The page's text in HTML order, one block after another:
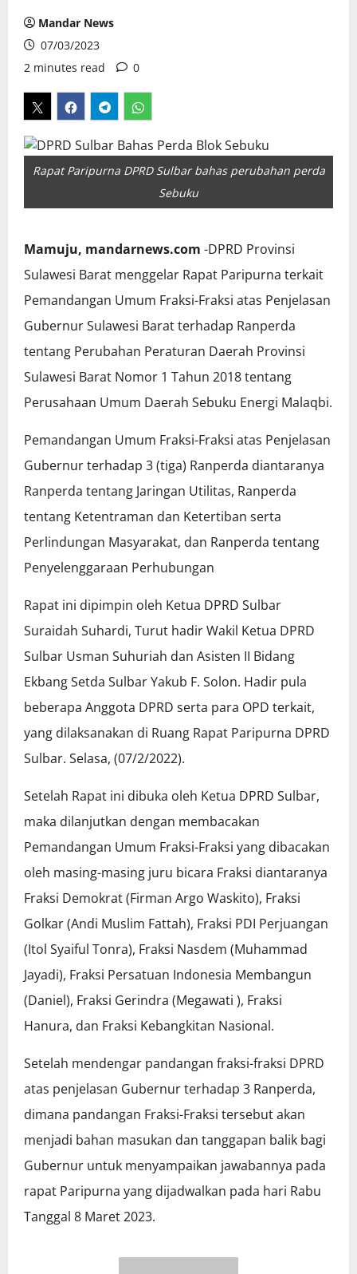
Mandar News
07/03/2023
2 minutes read
0
Rapat Paripurna DPRD Sulbar bahas perubahan perda
Sebuku
Mamuju, mandarnews.com -DPRD Provinsi
Sulawesi Barat menggelar Rapat Paripurna terkait
Pemandangan Umum Fraksi-Fraksi atas Penjelasan
Gubernur Sulawesi Barat terhadap Ranperda
tentang Perubahan Peraturan Daerah Provinsi
Sulawesi Barat Nomor 1 Tahun 2018 tentang
Perusahaan Umum Daerah Sebuku Energi Malaqbi.
Pemandangan Umum Fraksi-Fraksi atas Penjelasan
Gubernur terhadap 3 (tiga) Ranperda diantaranya
Ranperda tentang Jaringan Utilitas, Ranperda
tentang Ketentraman dan Ketertiban serta
Perlindungan Masyarakat, dan Ranperda tentang
Penyelenggaraan Perhubungan
Rapat ini dipimpin oleh Ketua DPRD Sulbar
Suraidah Suhardi, Turut hadir Wakil Ketua DPRD
Sulbar Usman Suhuriah dan Asisten II Bidang
Ekbang Setda Sulbar Yakub F. Solon. Hadir pula
beberapa Anggota DPRD serta para OPD terkait,
yang dilaksanakan di Ruang Rapat Paripurna DPRD
Sulbar. Selasa, (07/2/2022).
Setelah Rapat ini dibuka oleh Ketua DPRD Sulbar,
maka dilanjutkan dengan membacakan
Pemandangan Umum Fraksi-Fraksi yang dibacakan
oleh masing-masing juru bicara Fraksi diantaranya
Fraksi Demokrat (Firman Argo Waskito), Fraksi
Golkar (Andi Muslim Fattah), Fraksi PDI Perjuangan
(Itol Syaiful Tonra), Fraksi Nasdem (Muhammad
Jayadi), Fraksi Persatuan Indonesia Membangun
(Daniel), Fraksi Gerindra (Megawati ), Fraksi
Hanura, dan Fraksi Kebangkitan Nasional.
Setelah mendengar pandangan fraksi-fraksi DPRD
atas penjelasan Gubernur terhadap 3 Ranperda,
dimana pandangan Fraksi-Fraksi tersebut akan
menjadi bahan masukan dan tanggapan balik bagi
Gubernur untuk menyampaikan jawabannya pada
rapat Paripurna yang dijadwalkan pada hari Rabu
Tanggal 8 Maret 2023.